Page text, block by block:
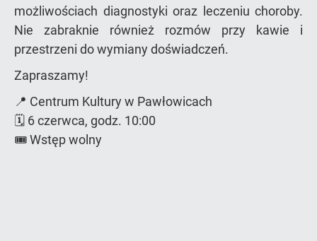
możliwościach diagnostyki oraz leczeniu choroby.
Nie zabraknie również rozmów przy kawie i
przestrzeni do wymiany doświadczeń.
Zapraszamy!
📍 Centrum Kultury w Pawłowicach
🗓️ 6 czerwca, godz. 10:00
🎟️ Wstęp wolny